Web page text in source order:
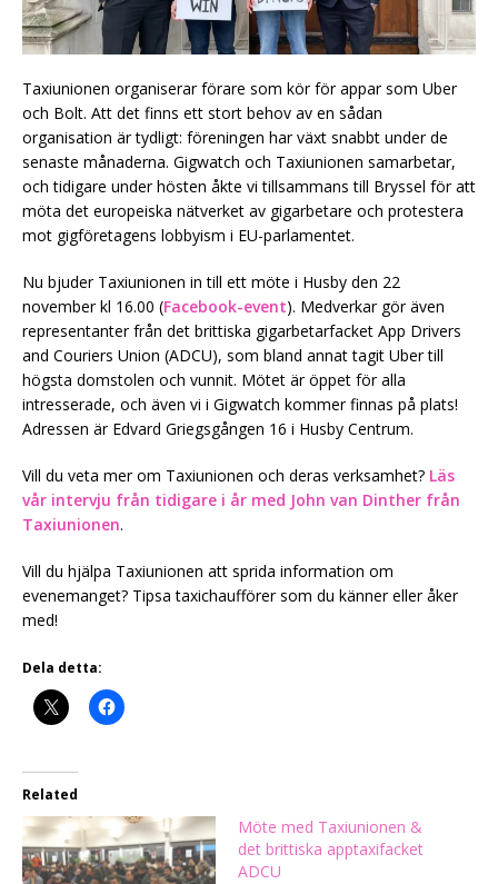
Taxiunionen organiserar förare som kör för appar som Uber
och Bolt. Att det finns ett stort behov av en sådan
organisation är tydligt: föreningen har växt snabbt under de
senaste månaderna. Gigwatch och Taxiunionen samarbetar,
och tidigare under hösten åkte vi tillsammans till Bryssel för att
möta det europeiska nätverket av gigarbetare och protestera
mot gigföretagens lobbyism i EU-parlamentet.
Nu bjuder Taxiunionen in till ett möte i Husby den 22
november kl 16.00 (Facebook-event). Medverkar gör även
representanter från det brittiska gigarbetarfacket App Drivers
and Couriers Union (ADCU), som bland annat tagit Uber till
högsta domstolen och vunnit. Mötet är öppet för alla
intresserade, och även vi i Gigwatch kommer finnas på plats!
Adressen är Edvard Griegsgången 16 i Husby Centrum.
Vill du veta mer om Taxiunionen och deras verksamhet? Läs
vår intervju från tidigare i år med John van Dinther från
Taxiunionen.
Vill du hjälpa Taxiunionen att sprida information om
evenemanget? Tipsa taxichaufförer som du känner eller åker
med!
Dela detta:
Related
Möte med Taxiunionen &
det brittiska apptaxifacket
ADCU